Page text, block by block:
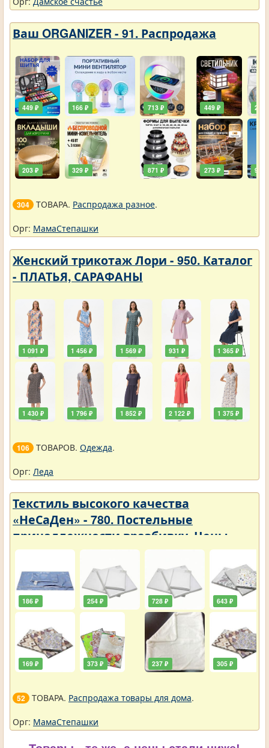
Ваш ORGANIZER - 91. Распродажа
449 ₽
203 ₽
166 ₽
329 ₽
713 ₽
871 ₽
449 ₽
273 ₽
203
90 ₽
304 ТОВАРА. Распродажа разное.
Орг: МамаСтепашки
Женский трикотаж Лори - 950. Каталог
- ПЛАТЬЯ, САРАФАНЫ
1 091 ₽
1 430 ₽
1 456 ₽
1 796 ₽
1 569 ₽
1 852 ₽
931 ₽
2 122 ₽
1 365 ₽
1 375 ₽
106 ТОВАРОВ. Одежда.
Орг: Леда
Текстиль высокого качества
«НеСаДен» - 780. Постельные
принадлежности вразбивку. Цены
упали
186 ₽
169 ₽
254 ₽
373 ₽
728 ₽
237 ₽
643 ₽
305 ₽
52 ТОВАРА. Распродажа товары для дома.
Орг: МамаСтепашки